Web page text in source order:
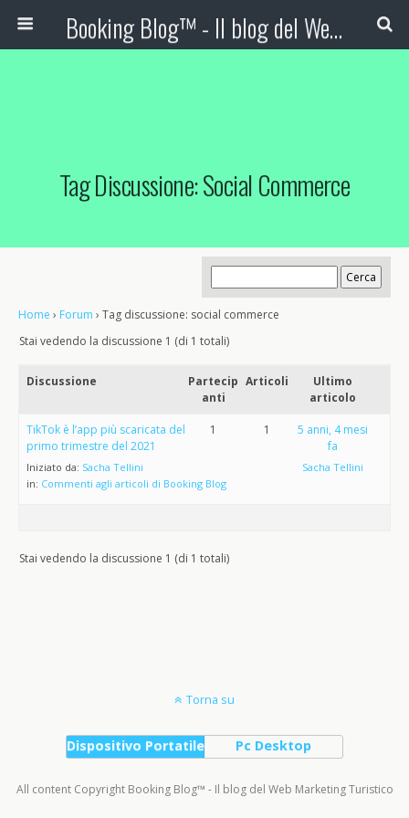
Booking Blog™ - Il blog del Web Marketing Turistico
Tag Discussione: Social Commerce
Home › Forum › Tag discussione: social commerce
Stai vedendo la discussione 1 (di 1 totali)
Discussione
Partecip
anti
Articoli
Ultimo
articolo
TikTok è l’app più scaricata del
primo trimestre del 2021
Iniziato da: Sacha Tellini
in: Commenti agli articoli di Booking Blog
1 1
5 anni, 4 mesi
fa
Sacha Tellini
Stai vedendo la discussione 1 (di 1 totali)
Torna su
Dispositivo Portatile Pc Desktop
All content Copyright Booking Blog™ - Il blog del Web Marketing Turistico